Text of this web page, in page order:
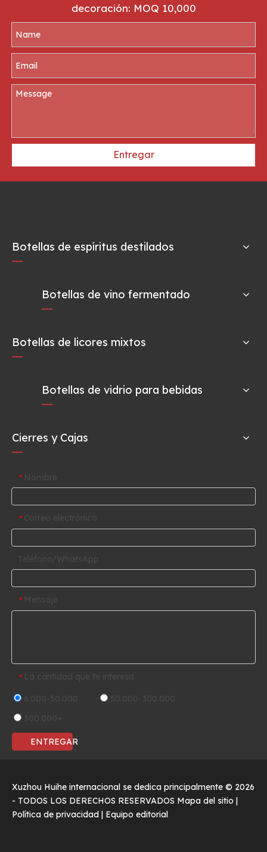
decoración: MOQ 10,000
Entregar
Botellas de espíritus destilados
Botellas de vino fermentado
Botellas de licores mixtos
Botellas de vidrio para bebidas
Cierres y Cajas
*
*
*
*
ENTREGAR
Xuzhou Huihe internacional se dedica principalmente © 2026
- TODOS LOS DERECHOS RESERVADOS Mapa del sitio |
Política de privacidad | Equipo editorial